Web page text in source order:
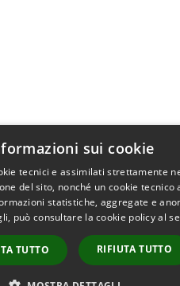
sui cookie
tecnici e assimilati strettamente
del sito, nonché un cookie
statistiche, aggregate e
può consultare la cookie policy al
TUTTO RIFIUTA TUTTO